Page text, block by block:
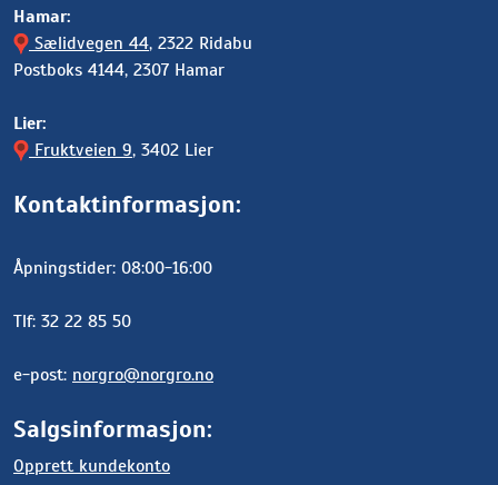
Hamar:
Sælidvegen 44, 2322 Ridabu
Postboks 4144, 2307 Hamar
Lier:
Fruktveien 9, 3402 Lier
Kontaktinformasjon:
Åpningstider: 08:00-16:00
Tlf: 32 22 85 50
e-post: norgro@norgro.no
Salgsinformasjon:
Opprett kundekonto